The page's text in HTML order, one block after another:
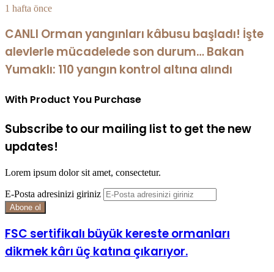
1 hafta önce
CANLI Orman yangınları kâbusu başladı! İşte
alevlerle mücadelede son durum… Bakan
Yumaklı: 110 yangın kontrol altına alındı
With Product You Purchase
Subscribe to our mailing list to get the new
updates!
Lorem ipsum dolor sit amet, consectetur.
E-Posta adresinizi giriniz
FSC sertifikalı büyük kereste ormanları
dikmek kârı üç katına çıkarıyor.